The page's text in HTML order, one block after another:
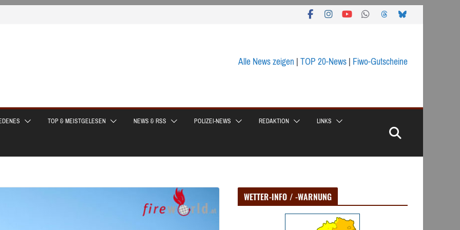
Alle News zeigen|TOP 20-News|Fiwo-Gutscheine
TOP & MEISTGELESEN NEWS & RSS POLIZEI-NEWS REDAKTION LINKS
WETTER-INFO / -WARNUNG